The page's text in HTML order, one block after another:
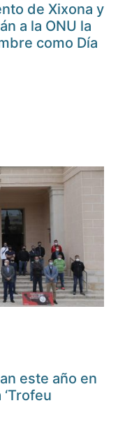
de Xixona y
a la ONU la
como Día
este año en